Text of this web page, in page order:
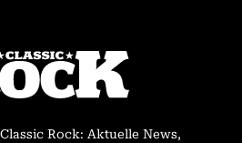
Rock: Aktuelle News,